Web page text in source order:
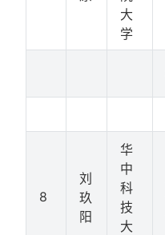
大
学
8
刘
玖
阳
华
中
科
技
大